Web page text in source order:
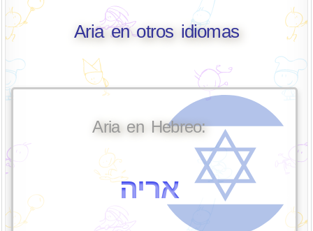
Aria en otros idiomas
Aria en Hebreo:
אריה